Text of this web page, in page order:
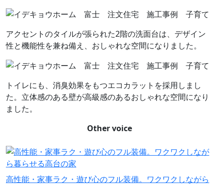
アクセントのタイルが張られた2階の洗面台は、デザイン
性と機能性を兼ね備え、おしゃれな空間になりました。
トイレにも、消臭効果をもつエコカラットを採用しまし
た。立体感のある壁が高級感のあるおしゃれな空間になり
ました。
Other voice
高性能・家事ラク・遊び心のフル装備。ワクワクしながら